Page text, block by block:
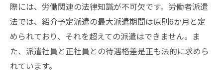
際には、労働関連の法律知識が不可欠です。労働者派遣
法では、紹介予定派遣の最大派遣期間は原則6か月と定
められており、それを超えての派遣はできません。ま
た、派遣社員と正社員との待遇格差是正も法的に求めら
れています。